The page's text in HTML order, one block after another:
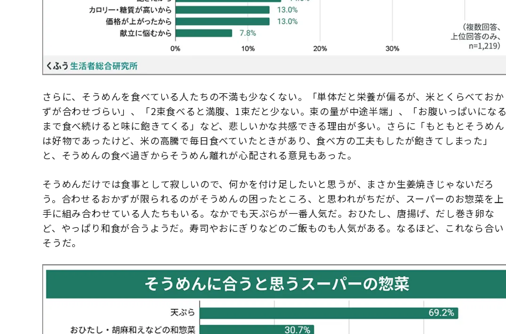
さらに、そうめんを食べている人たちの不満も少なくない。「単体だと栄養が偏るが、米とくらべておか
ずが合わせづらい」、「2束食べると満腹、1束だと少ない。束の量が中途半端」、「お腹いっぱいになる
まで食べ続けると味に飽きてくる」など、悲しいかな共感できる理由が多い。さらに「もともとそうめん
は好物であったけど、米の高騰で毎日食べていたときがあり、食べ方の工夫もしたが飽きてしまった」
と、そうめんの食べ過ぎからそうめん離れが心配される意見もあった。
そうめんだけでは食事として寂しいので、何かを付け足したいと思うが、まさか生姜焼きじゃないだろ
う。合わせるおかずが限られるのがそうめんの困ったところ、と思われがちだが、スーパーのお惣菜を上
手に組み合わせている人たちもいる。なかでも天ぷらが一番人気だ。おひたし、唐揚げ、だし巻き卵な
ど、やっぱり和食が合うようだ。寿司やおにぎりなどのご飯ものも人気がある。なるほど、これなら合い
そうだ。